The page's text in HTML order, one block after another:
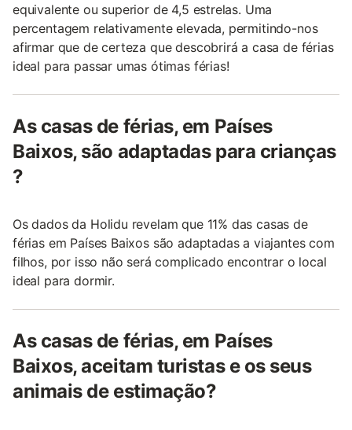
equivalente ou superior de 4,5 estrelas. Uma
percentagem relativamente elevada, permitindo-nos
afirmar que de certeza que descobrirá a casa de férias
ideal para passar umas ótimas férias!
As casas de férias, em Países
Baixos, são adaptadas para crianças
?
Os dados da Holidu revelam que 11% das casas de
férias em Países Baixos são adaptadas a viajantes com
filhos, por isso não será complicado encontrar o local
ideal para dormir.
As casas de férias, em Países
Baixos, aceitam turistas e os seus
animais de estimação?